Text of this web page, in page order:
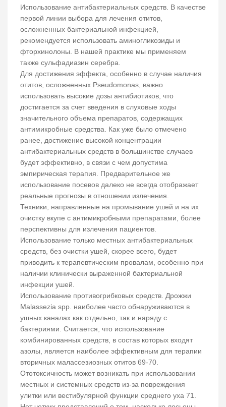
Использование антибактериальных средств. В качестве
первой линии выбора для лечения отитов,
осложненных бактериальной инфекцией,
рекомендуется использовать аминогликозиды и
фторхинолоны. В нашей практике мы применяем
также сульфадиазин серебра.
Для достижения эффекта, особенно в случае наличия
отитов, осложненных Pseudomonas, важно
использовать высокие дозы антибиотиков, что
достигается за счет введения в слуховые ходы
значительного объема препаратов, содержащих
антимикробные средства. Как уже было отмечено
ранее, достижение высокой концентрации
антибактериальных средств в большинстве случаев
будет эффективно, в связи с чем допустима
эмпирическая терапия. Предварительное же
использование посевов далеко не всегда отображает
реальные прогнозы в отношении излечения.
Техники, направленные на промывание ушей и на их
очистку вкупе с антимикробными препаратами, более
перспективны для излечения пациентов.
Использование только местных антибактериальных
средств, без очистки ушей, скорее всего, будет
приводить к терапевтическим провалам, особенно при
наличии клинически выраженной бактериальной
инфекции ушей.
Использование противогрибковых средств. Дрожжи
Malassezia spp. наиболее часто обнаруживаются в
ушных каналах как отдельно, так и наряду с
бактериями. Считается, что использование
комбинированных средств, в состав которых входят
азолы, является наиболее эффективным для терапии
вторичных малассезиозных отитов 69-70.
Ототоксичность может возникать при использовании
местных и системных средств из-за повреждения
улитки или вестибулярной функции среднего уха 71.